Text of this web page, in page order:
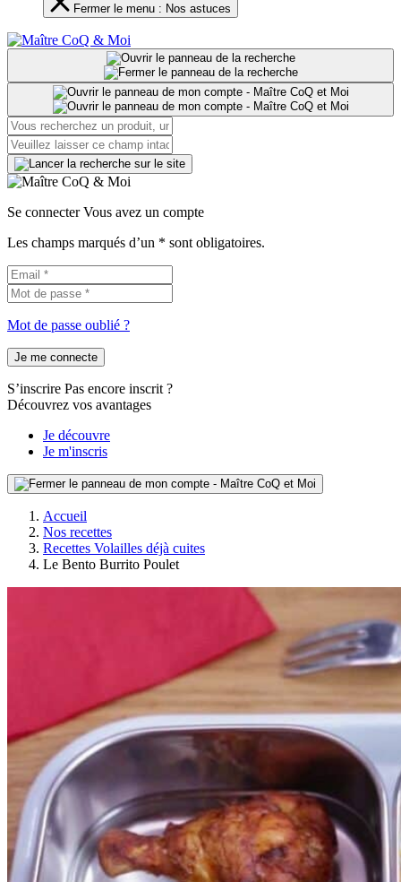
Fermer le menu : Nos astuces
Se connecter Vous avez un compte
Les champs marqués d’un * sont obligatoires.
Mot de passe oublié ?
Je me connecte
S’inscrire Pas encore inscrit ?
Découvrez vos avantages
Je découvre
Je m'inscris
Accueil
Nos recettes
Recettes Volailles déjà cuites
Le Bento Burrito Poulet